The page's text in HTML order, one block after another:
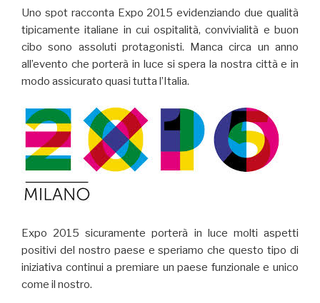
Uno spot racconta Expo 2015 evidenziando due qualità
tipicamente italiane in cui ospitalità, convivialità e buon
cibo sono assoluti protagonisti. Manca circa un anno
all’evento che porterà in luce si spera la nostra città e in
modo assicurato quasi tutta l’Italia.
Expo 2015 sicuramente porterà in luce molti aspetti
positivi del nostro paese e speriamo che questo tipo di
iniziativa continui a premiare un paese funzionale e unico
come il nostro.